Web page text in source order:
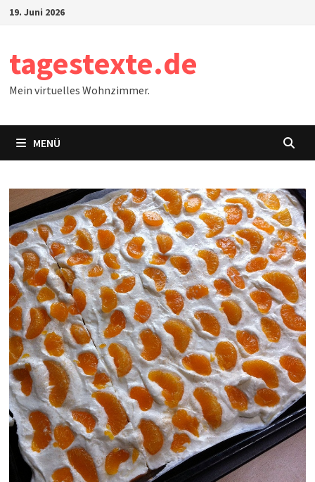
Zum19. Juni 2026
tagestexte.de
Mein virtuelles Wohnzimmer.
MENÜ